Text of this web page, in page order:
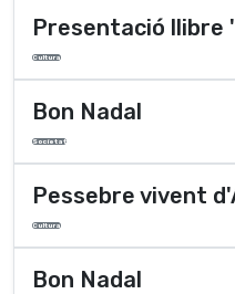
Presentació llibre
Cultura
Bon Nadal
Societat
Pessebre vivent
Cultura
Bon Nadal